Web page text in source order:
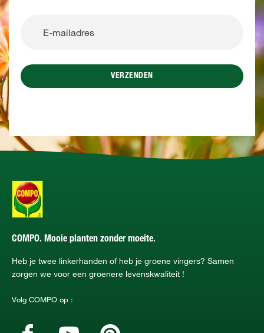
VERZENDEN
COMPO. Mooie planten zonder moeite.
Heb je twee linkerhanden of heb je groene vingers? Samen
zorgen we voor een groenere levenskwaliteit !
Volg COMPO op :